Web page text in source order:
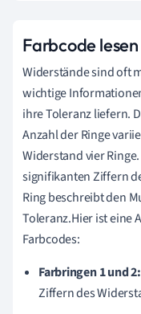
Farbcode
Widerstände sind oft
wichtige
ihre Toleranz liefern.
Anzahl der Ringe
Widerstand vier
signifikanten Ziffern
Ring beschreibt den
Toleranz.Hier ist eine
Farbcodes:
Farbringen 1 und 2:
Ziffern des